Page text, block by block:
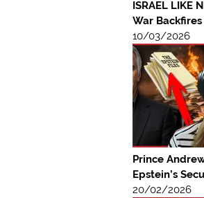
ISRAEL LIKE
War Backfires
10/03/2026
Prince
Epstein’s
20/02/2026